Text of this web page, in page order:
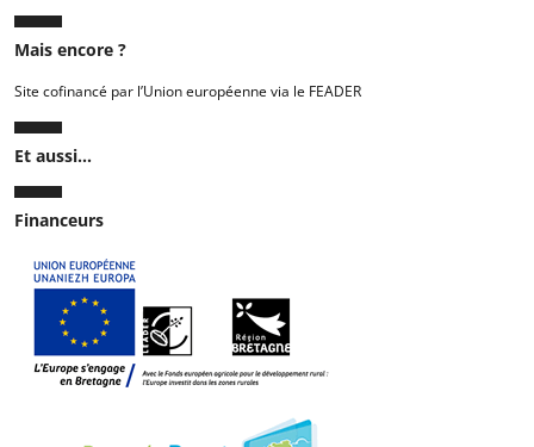
Mais encore ?
Site cofinancé par l’Union européenne via le FEADER
Et aussi...
Financeurs